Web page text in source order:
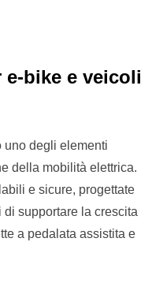
bike e veicoli
uno degli elementi
della mobilità elettrica.
e sicure, progettate
supportare la crescita
a pedalata assistita e